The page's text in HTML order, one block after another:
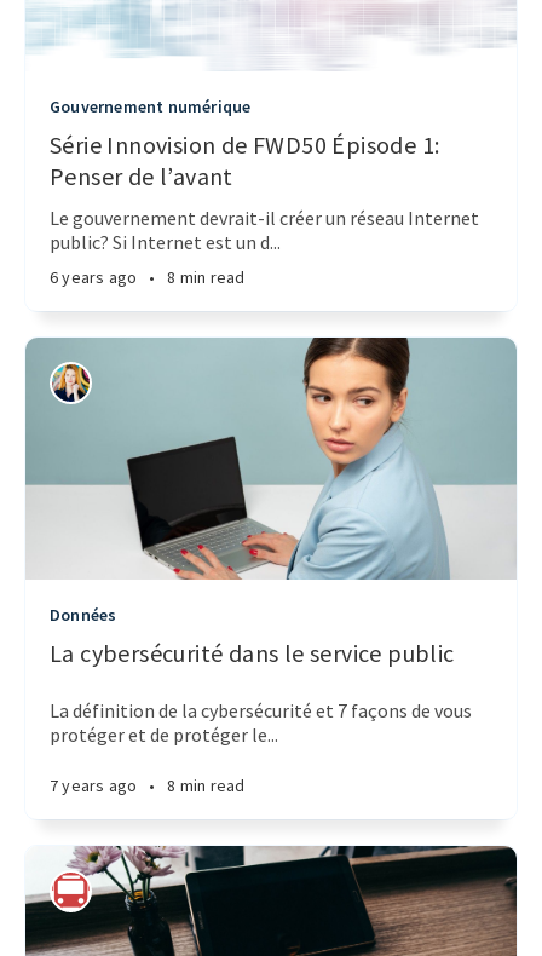
Gouvernement numérique
Série Innovision de FWD50 Épisode 1:
Penser de l’avant
Le gouvernement devrait-il créer un réseau Internet
public? Si Internet est un d...
6 years ago • 8 min read
Données
La cybersécurité dans le service public
La définition de la cybersécurité et 7 façons de vous
protéger et de protéger le...
7 years ago • 8 min read